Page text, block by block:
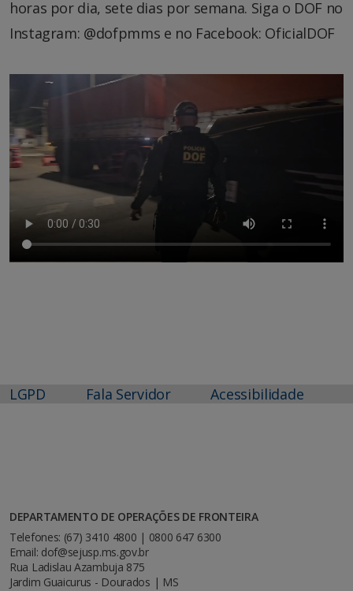
horas por dia, sete dias por semana. Siga o DOF no
Instagram: @dofpmms e no Facebook: OficialDOF
LGPD Fala Servidor Acessibilidade
DEPARTAMENTO DE OPERAÇÕES DE FRONTEIRA
Telefones: (67) 3410 4800 | 0800 647 6300
Email: dof@sejusp.ms.gov.br
Rua Ladislau Azambuja 875
Jardim Guaicurus - Dourados | MS